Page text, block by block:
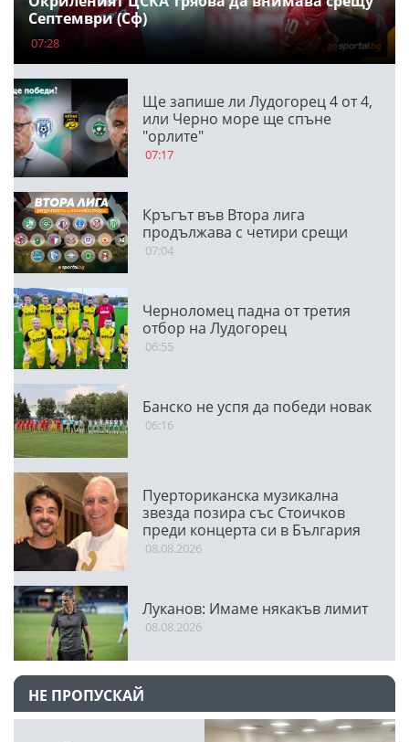
Септември (Сф)
07:28
Ще запише ли Лудогорец 4 от 4,
или Черно море ще спъне
"орлите"
07:17
Кръгът във Втора лига
продължава с четири срещи
07:04
Черноломец падна от третия
отбор на Лудогорец
06:55
Банско не успя да победи новак
06:16
Пуерториканска музикална
звезда позира със Стоичков
преди концерта си в България
08.08.2026
Луканов: Имаме някакъв лимит
08.08.2026
НЕ ПРОПУСКАЙ